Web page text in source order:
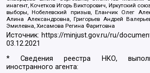
инагент, Кочетков Игорь Викторович, Иркутский
выборы, Нобелевский призыв, Еланчик Олег
Алина Александровна, Григорьев Андрей
Эмилевна, Хисамова Регина Фаритовна
Источник: https://minjust.gov.ru/ru/
03.12.2021
* Сведения реестра НКО,
иностранного агента: